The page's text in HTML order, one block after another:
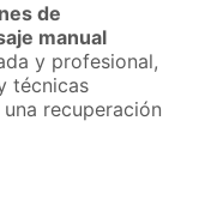
de
manual
y profesional,
técnicas
recuperación